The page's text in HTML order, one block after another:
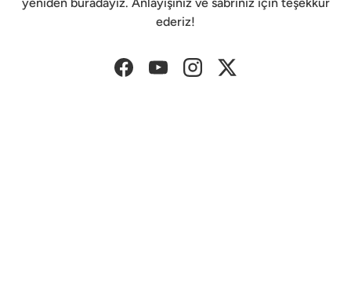
ederiz!
FacebookYouTubeInstagramTwitter